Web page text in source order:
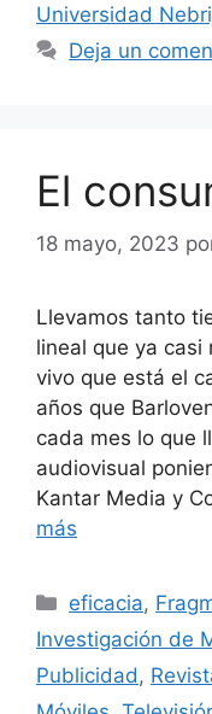
Universidad
Deja un
El
18 mayo, 2023
Llevamos tanto
lineal que ya
vivo que está el
años que
cada mes lo que
audiovisual
Kantar Media y
más
Categorías
eficacia,
Investigación de
Publicidad,